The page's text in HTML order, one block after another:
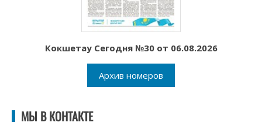
Кокшетау Сегодня №30 от 06.08.2026
Архив номеров
МЫ В КОНТАКТЕ